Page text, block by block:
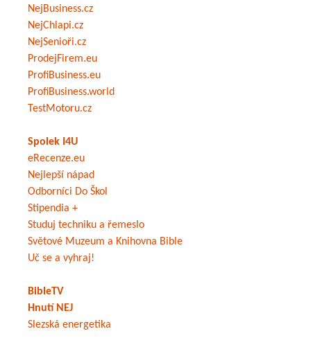
NejBusiness.cz
NejChlapi.cz
NejSenioři.cz
ProdejFirem.eu
ProfiBusiness.eu
ProfiBusiness.world
TestMotoru.cz
Spolek I4U
eRecenze.eu
Nejlepší nápad
Odborníci Do Škol
Stipendia +
Studuj techniku a řemeslo
Světové Muzeum a Knihovna Bible
Uč se a vyhraj!
BibleTV
Hnutí NEJ
Slezská energetika